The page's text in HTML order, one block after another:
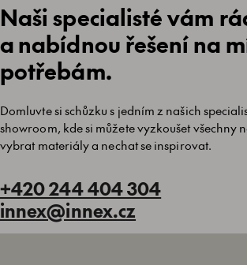
Naši specialisté vám
a nabídnou řešení na
potřebám.
Domluvte si schůzku s jedním z našich
showroom, kde si můžete vyzkoušet všechny
vybrat materiály a nechat se inspirovat.
+420 244 404 304
innex@innex.cz